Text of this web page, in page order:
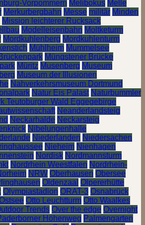
Vorpommern Melibokus Melle
Merkurbergbahn Messe militär Minden
Mission leichterer Rucksack
Modelleisenbahn Moltketurm
Mordkuhlenberg Mordkuhlenturm
Mühlheim Mummelsee
Müngstener Brücke
Müritz Musenberg Museum
Museum der Illusionen
Nahverkehrsmuseum Dortmund
Natur Eis Palast Naturbummler
Teutoburger Wald Eggegebirge
Neanderlandsteig
Neckarhalde Neckarsteig
Nibelungenhalle
Niederlanden Niedersachen
Nieheim Nienhagen
Nordisk Nordmannsturm
Nordrhein Weestfalen Nordrhein-
NRW Oberhausen Obersee
Oldenzaal Olpererhütte
Olympiastadion ORAT-3 Osnabrück
Otto Leuchtturm Otto Waalkes
Trends Over the edge Overnight
Höhenweg Palmengarten